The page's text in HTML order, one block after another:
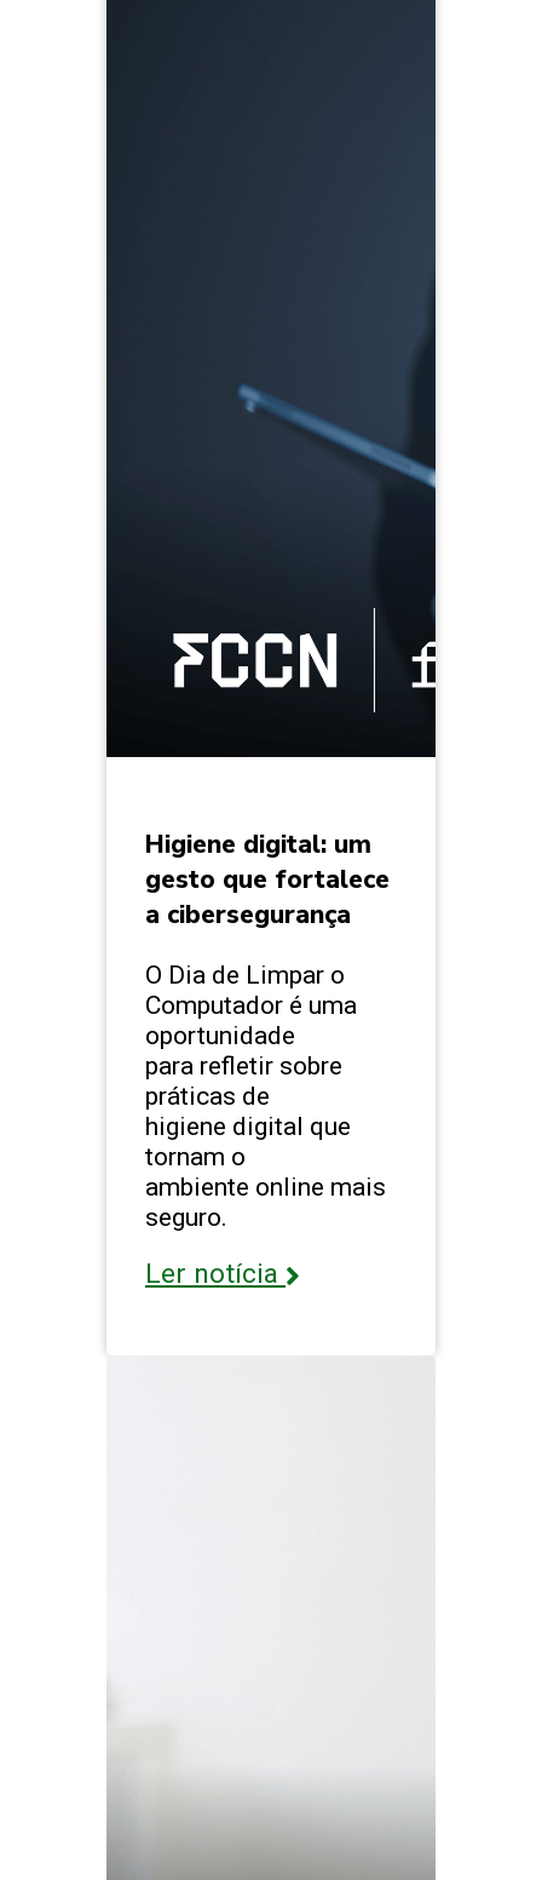
Higiene digital: um
gesto que fortalece
a cibersegurança
O Dia de Limpar o
Computador é uma
oportunidade
para refletir sobre
práticas de
higiene digital que
tornam o
ambiente online mais
seguro.
Ler notícia